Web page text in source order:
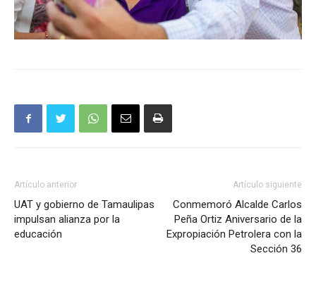
Artículo anterior
UAT y gobierno de Tamaulipas
impulsan alianza por la
educación
Artículo siguiente
Conmemoró Alcalde Carlos
Peña Ortiz Aniversario de la
Expropiación Petrolera con la
Sección 36